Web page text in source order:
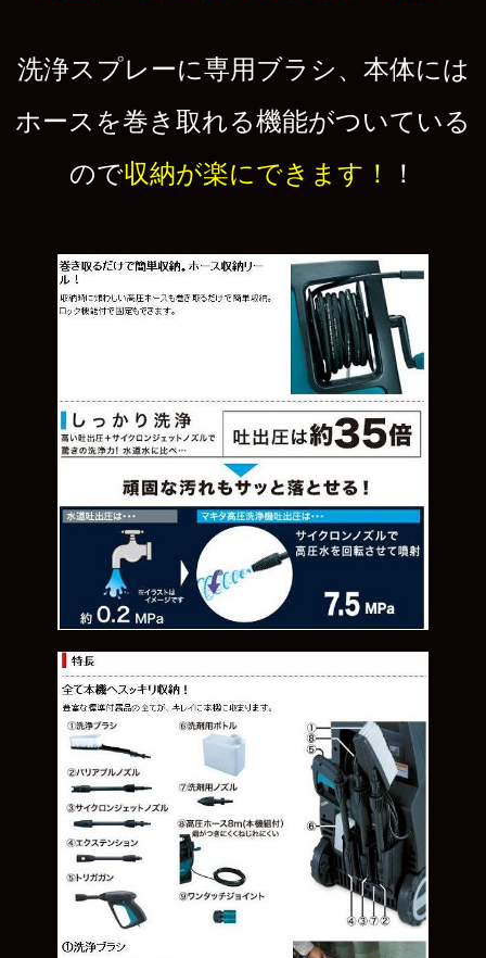
洗浄スプレーに専用ブラシ、本体には
ホースを巻き取れる機能がついている
ので収納が楽にできます！ ！